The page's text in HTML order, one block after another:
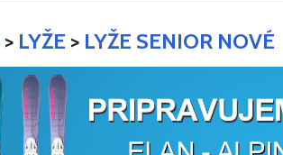
> LYŽE > LYŽE SENIOR NOVÉ